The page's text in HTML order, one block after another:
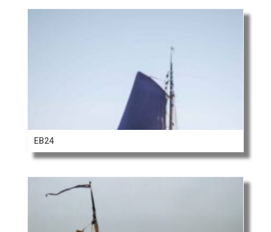
EB24